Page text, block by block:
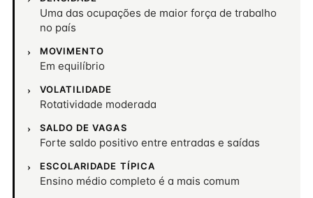
Uma das ocupações de maior força de trabalho
no país
MOVIMENTO
Em equilíbrio
VOLATILIDADE
Rotatividade moderada
SALDO DE VAGAS
Forte saldo positivo entre entradas e saídas
ESCOLARIDADE TÍPICA
Ensino médio completo é a mais comum